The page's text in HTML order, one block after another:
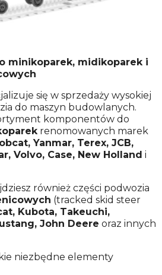
minikoparek, midikoparek i
się w sprzedaży wysokiej
do maszyn budowlanych.
komponentów do
renomowanych marek
Yanmar, Terex, JCB,
Volvo, Case, New Holland i
również części podwozia
(tracked skid steer
Kubota, Takeuchi,
John Deere oraz innych
niezbędne elementy